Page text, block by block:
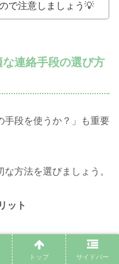
で注意しましょう💡
連絡手段の選び方
手段を使うか？」も重要
方法を選びましょう。
ット
トップ サイドバー